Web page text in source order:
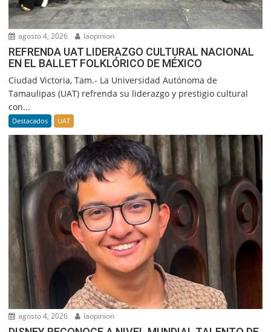
agosto 4, 2026 laopinion
REFRENDA UAT LIDERAZGO CULTURAL NACIONAL
EN EL BALLET FOLKLÓRICO DE MÉXICO
Ciudad Victoria, Tam.- La Universidad Autónoma de
Tamaulipas (UAT) refrenda su liderazgo y prestigio cultural
con...
Destacados UAT
agosto 4, 2026 laopinion